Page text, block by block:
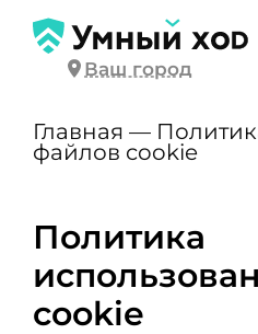
Ваш город
Главная —
файлов cookie
Политика
cookie